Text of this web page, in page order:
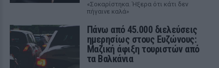
«Σοκαρίστηκα. Ήξερα ότι κάτι δεν
πήγαινε καλά»
Πάνω από 45.000 διελεύσεις
ημερησίως στους Ευζώνους:
Μαζική άφιξη τουριστών από
τα Βαλκάνια